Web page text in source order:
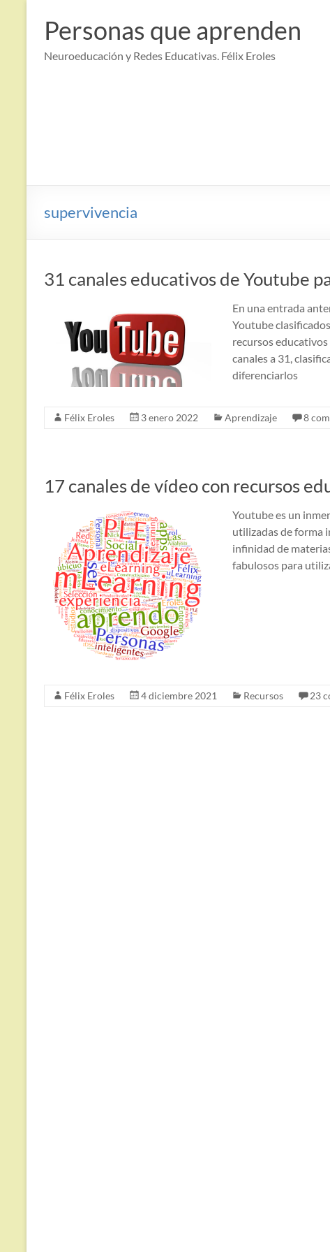
contenido
Personas que aprenden
Neuroeducación y Redes Educativas. Félix Eroles
supervivencia
31 canales educativos de Youtube
En una entrada
Youtube
recursos
canales a 31,
diferenciarlos
Félix Eroles 3 enero 2022 Aprendizaje 8
17 canales de vídeo con recursos
Youtube es un
utilizadas de forma
infinidad de
fabulosos para
Félix Eroles 4 diciembre 2021 Recursos 23